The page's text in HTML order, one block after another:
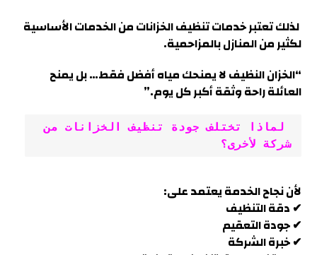
لذلك تعتبر خدمات تنظيف الخزانات من الخدمات الأساسية
لكثير من المنازل بالمزاحمية.
“الخزان النظيف لا يمنحك مياه أفضل فقط… بل يمنح
العائلة راحة وثقة أكبر كل يوم.”
لماذا تختلف جودة تنظيف الخزانات من
شركة لأخرى؟
لأن نجاح الخدمة يعتمد على:
✔ دقة التنظيف
✔ جودة التعقيم
✔ خبرة الشركة